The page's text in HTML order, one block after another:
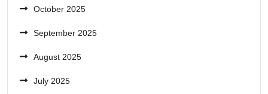
October 2025
September 2025
August 2025
July 2025